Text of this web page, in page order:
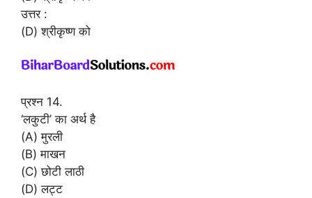
उत्तर :
(D) श्रीकृष्ण को
प्रश्न 14.
‘लकुटी’ का अर्थ है
(A) मुरली
(B) माखन
(C) छोटी लाठी
(D) लट्ट